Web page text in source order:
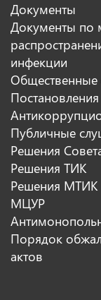
Документы
Документы по
инфекции
Общественные
Постановления
Публичные
Решения
Решения ТИК
Решения МТИК
МЦУР
Порядок
актов